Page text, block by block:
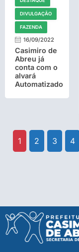
DIVULGAÇÃO
FAZENDA
16/09/2022
Casimiro de
Abreu já
conta com o
alvará
Automatizado
1 2 3 4